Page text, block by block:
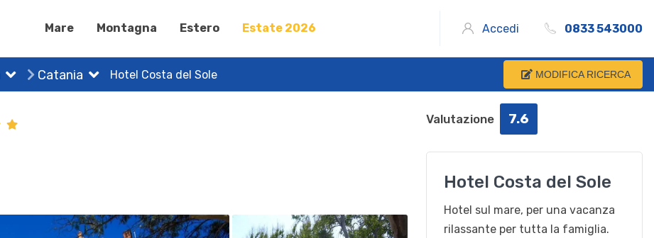
Mare Montagna Estero Estate 2026 Accedi 0833 543000
Catania Hotel Costa del Sole MODIFICA RICERCA
Valutazione 7.6
Hotel Costa del Sole
Hotel sul mare, per una vacanza
rilassante per tutta la famiglia.